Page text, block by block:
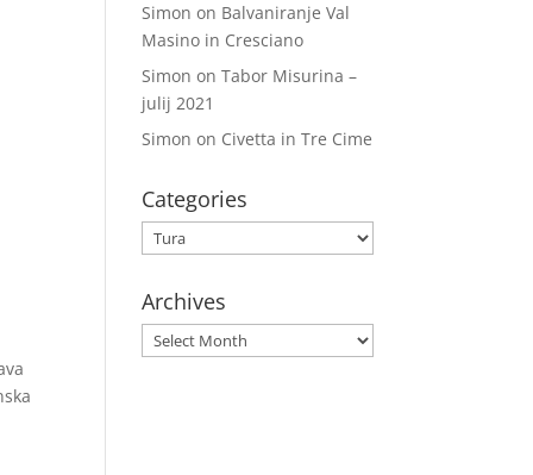
Simon on Balvaniranje Val
Masino in Cresciano
Simon onTabor Misurina –
julij 2021
Simon on Civetta in Tre Cime
Categories
Categories
Archives
Archives